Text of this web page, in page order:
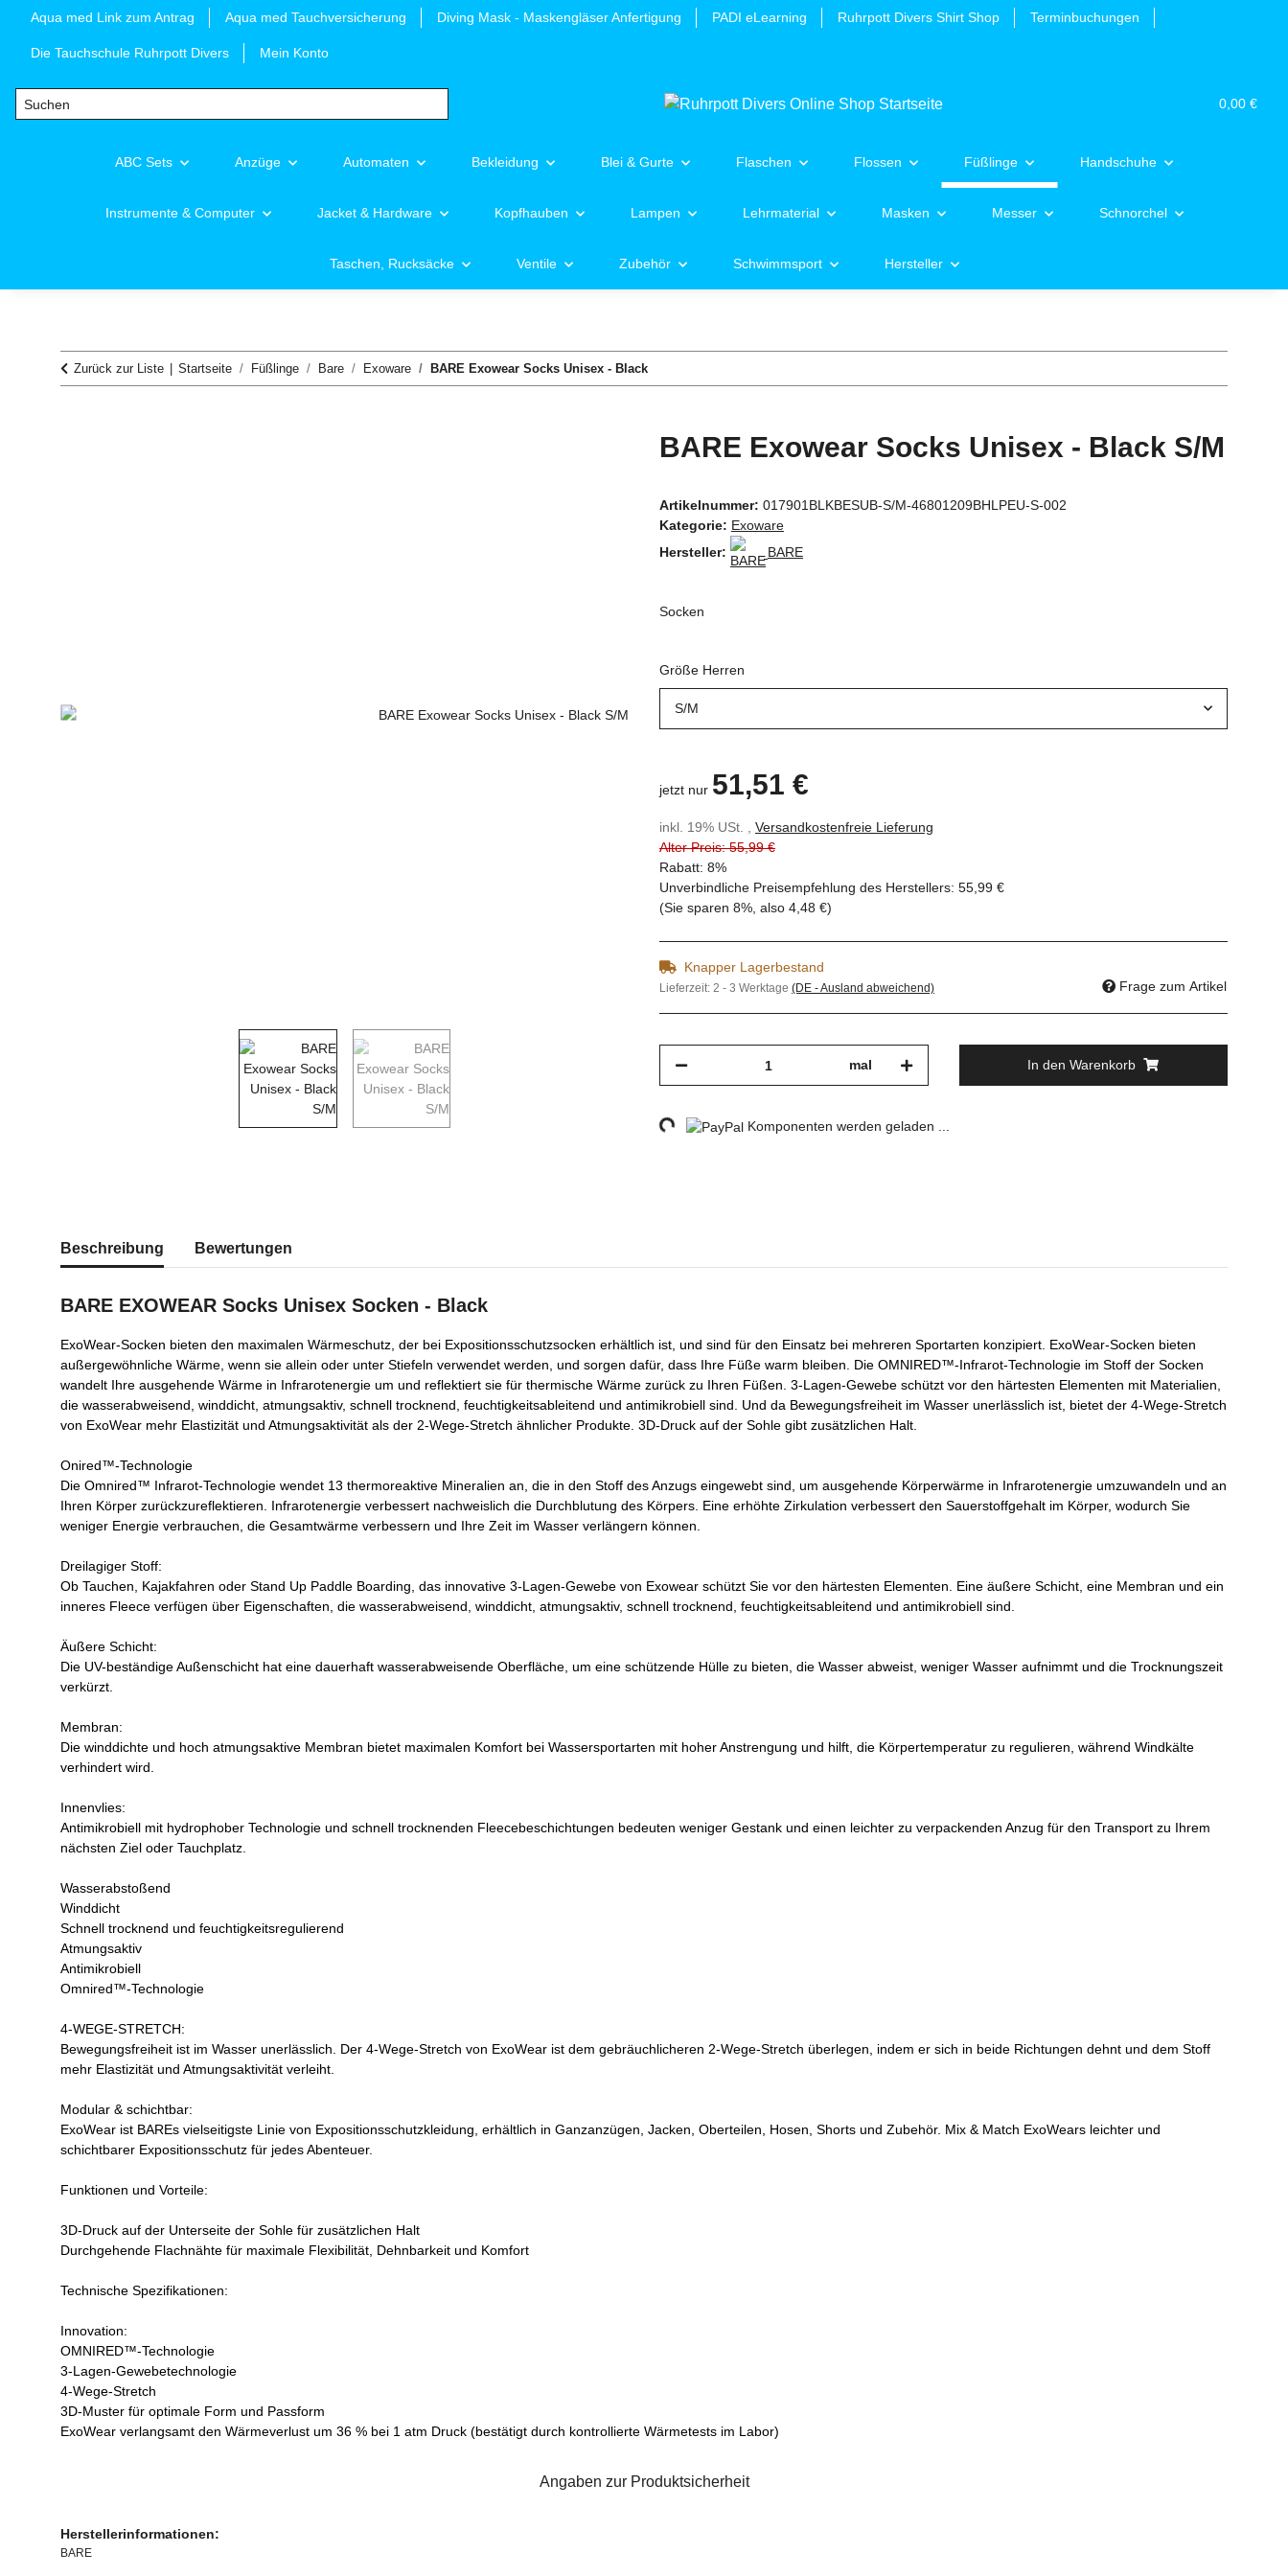
Aqua med Link zum Antrag Aqua med Tauchversicherung Diving Mask - Maskengläser Anfertigung PADI eLearning Ruhrpott Divers Shirt Shop Terminbuchungen
Die Tauchschule Ruhrpott Divers Mein Konto
0,00 €
ABC Sets Anzüge Automaten Bekleidung Blei & Gurte Flaschen Flossen Füßlinge Handschuhe
Instrumente & Computer Jacket & Hardware Kopfhauben Lampen Lehrmaterial Masken Messer Schnorchel
Taschen, Rucksäcke Ventile Zubehör Schwimmsport Hersteller
Zurück zur Liste Startseite Füßlinge Bare Exoware BARE Exowear Socks Unisex - Black
BARE Exowear Socks Unisex - Black S/M
Artikelnummer: 017901BLKBESUB-S/M-46801209BHLPEU-S-002
Kategorie: Exoware
Hersteller:
BARE
Socken
Größe Herren
S/M
jetzt nur 51,51 €
inkl. 19% USt. , Versandkostenfreie Lieferung
Alter Preis: 55,99 €
Rabatt: 8%
Unverbindliche Preisempfehlung des Herstellers: 55,99 €
(Sie sparen 8%, also 4,48 €)
Knapper Lagerbestand
Lieferzeit: 2 - 3 Werktage (DE - Ausland abweichend) Frage zum Artikel
mal In den Warenkorb
Loading... Komponenten werden geladen ...
Beschreibung Bewertungen
BARE EXOWEAR Socks Unisex Socken - Black
ExoWear-Socken bieten den maximalen Wärmeschutz, der bei Expositionsschutzsocken erhältlich ist, und sind für den Einsatz bei mehreren Sportarten konzipiert. ExoWear-Socken bieten
außergewöhnliche Wärme, wenn sie allein oder unter Stiefeln verwendet werden, und sorgen dafür, dass Ihre Füße warm bleiben. Die OMNIRED™-Infrarot-Technologie im Stoff der Socken
wandelt Ihre ausgehende Wärme in Infrarotenergie um und reflektiert sie für thermische Wärme zurück zu Ihren Füßen. 3-Lagen-Gewebe schützt vor den härtesten Elementen mit Materialien,
die wasserabweisend, winddicht, atmungsaktiv, schnell trocknend, feuchtigkeitsableitend und antimikrobiell sind. Und da Bewegungsfreiheit im Wasser unerlässlich ist, bietet der 4-Wege-Stretch
von ExoWear mehr Elastizität und Atmungsaktivität als der 2-Wege-Stretch ähnlicher Produkte. 3D-Druck auf der Sohle gibt zusätzlichen Halt.
Onired™-Technologie
Die Omnired™ Infrarot-Technologie wendet 13 thermoreaktive Mineralien an, die in den Stoff des Anzugs eingewebt sind, um ausgehende Körperwärme in Infrarotenergie umzuwandeln und an
Ihren Körper zurückzureflektieren. Infrarotenergie verbessert nachweislich die Durchblutung des Körpers. Eine erhöhte Zirkulation verbessert den Sauerstoffgehalt im Körper, wodurch Sie
weniger Energie verbrauchen, die Gesamtwärme verbessern und Ihre Zeit im Wasser verlängern können.
Dreilagiger Stoff:
Ob Tauchen, Kajakfahren oder Stand Up Paddle Boarding, das innovative 3-Lagen-Gewebe von Exowear schützt Sie vor den härtesten Elementen. Eine äußere Schicht, eine Membran und ein
inneres Fleece verfügen über Eigenschaften, die wasserabweisend, winddicht, atmungsaktiv, schnell trocknend, feuchtigkeitsableitend und antimikrobiell sind.
Äußere Schicht:
Die UV-beständige Außenschicht hat eine dauerhaft wasserabweisende Oberfläche, um eine schützende Hülle zu bieten, die Wasser abweist, weniger Wasser aufnimmt und die Trocknungszeit
verkürzt.
Membran:
Die winddichte und hoch atmungsaktive Membran bietet maximalen Komfort bei Wassersportarten mit hoher Anstrengung und hilft, die Körpertemperatur zu regulieren, während Windkälte
verhindert wird.
Innenvlies:
Antimikrobiell mit hydrophober Technologie und schnell trocknenden Fleecebeschichtungen bedeuten weniger Gestank und einen leichter zu verpackenden Anzug für den Transport zu Ihrem
nächsten Ziel oder Tauchplatz.
Wasserabstoßend
Winddicht
Schnell trocknend und feuchtigkeitsregulierend
Atmungsaktiv
Antimikrobiell
Omnired™-Technologie
4-WEGE-STRETCH:
Bewegungsfreiheit ist im Wasser unerlässlich. Der 4-Wege-Stretch von ExoWear ist dem gebräuchlicheren 2-Wege-Stretch überlegen, indem er sich in beide Richtungen dehnt und dem Stoff
mehr Elastizität und Atmungsaktivität verleiht.
Modular & schichtbar:
ExoWear ist BAREs vielseitigste Linie von Expositionsschutzkleidung, erhältlich in Ganzanzügen, Jacken, Oberteilen, Hosen, Shorts und Zubehör. Mix & Match ExoWears leichter und
schichtbarer Expositionsschutz für jedes Abenteuer.
Funktionen und Vorteile:
3D-Druck auf der Unterseite der Sohle für zusätzlichen Halt
Durchgehende Flachnähte für maximale Flexibilität, Dehnbarkeit und Komfort
Technische Spezifikationen:
Innovation:
OMNIRED™-Technologie
3-Lagen-Gewebetechnologie
4-Wege-Stretch
3D-Muster für optimale Form und Passform
ExoWear verlangsamt den Wärmeverlust um 36 % bei 1 atm Druck (bestätigt durch kontrollierte Wärmetests im Labor)
Angaben zur Produktsicherheit
Herstellerinformationen:
BARE